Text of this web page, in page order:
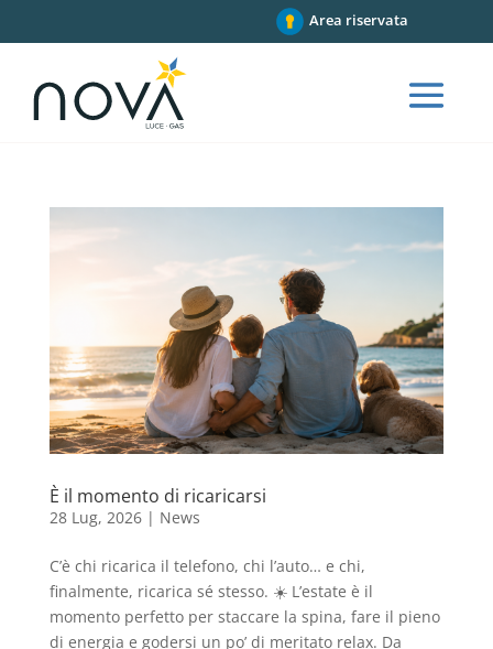
Area riservata
È il momento di ricaricarsi
28 Lug, 2026| News
C’è chi ricarica il telefono, chi l’auto… e chi,
finalmente, ricarica sé stesso. ☀️ L’estate è il
momento perfetto per staccare la spina, fare il pieno
di energia e godersi un po’ di meritato relax. Da